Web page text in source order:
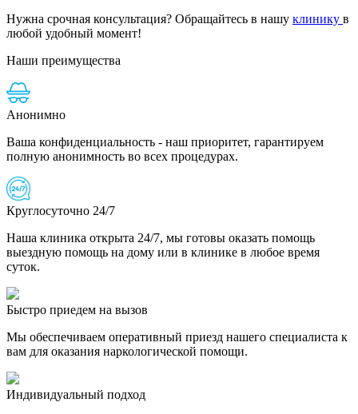
Нужна срочная консультация? Обращайтесь в нашу клинику в
любой удобный момент!
Наши преимущества
Анонимно
Ваша конфиденциальность - наш приоритет, гарантируем
полную анонимность во всех процедурах.
Круглосуточно 24/7
Наша клиника открыта 24/7, мы готовы оказать помощь
выездную помощь на дому или в клинике в любое время
суток.
Быстро приедем на вызов
Мы обеспечиваем оперативный приезд нашего специалиста к
вам для оказания наркологической помощи.
Индивидуальный подход